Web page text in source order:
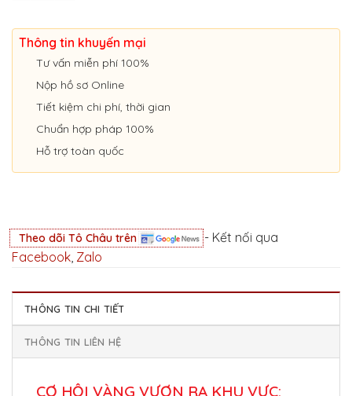
Thông tin khuyến mại
Tư vấn miễn phí 100%
Nộp hồ sơ Online
Tiết kiệm chi phí, thời gian
Chuẩn hợp pháp 100%
Hỗ trợ toàn quốc
Theo dõi Tô Châu trên
- Kết nối qua
Facebook, Zalo
THÔNG TIN CHI TIẾT
THÔNG TIN LIÊN HỆ
CƠ HỘI VÀNG VƯƠN RA KHU VỰC: